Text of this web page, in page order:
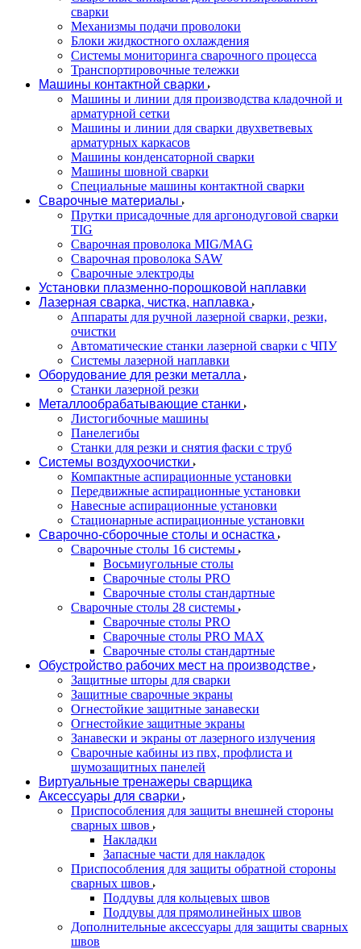
сварки
Механизмы подачи проволоки
Блоки жидкостного охлаждения
Системы мониторинга сварочного процесса
Транспортировочные тележки
Машины контактной сварки
Машины и линии для производства кладочной и
арматурной сетки
Машины и линии для сварки двухветвевых
арматурных каркасов
Машины конденсаторной сварки
Машины шовной сварки
Специальные машины контактной сварки
Сварочные материалы
Прутки присадочные для аргонодуговой сварки
TIG
Сварочная проволока MIG/MAG
Сварочная проволока SAW
Сварочные электроды
Установки плазменно-порошковой наплавки
Лазерная сварка, чистка, наплавка
Аппараты для ручной лазерной сварки, резки,
очистки
Автоматические станки лазерной сварки с ЧПУ
Системы лазерной наплавки
Оборудование для резки металла
Станки лазерной резки
Металлообрабатывающие станки
Листогибочные машины
Панелегибы
Станки для резки и снятия фаски с труб
Системы воздухоочистки
Компактные аспирационные установки
Передвижные аспирационные установки
Навесные аспирационные установки
Стационарные аспирационные установки
Сварочно-сборочные столы и оснастка
Сварочные столы 16 системы
Восьмиугольные столы
Сварочные столы PRO
Сварочные столы стандартные
Сварочные столы 28 системы
Сварочные столы PRO
Сварочные столы PRO MAX
Сварочные столы стандартные
Обустройство рабочих мест на производстве
Защитные шторы для сварки
Защитные сварочные экраны
Огнестойкие защитные занавески
Огнестойкие защитные экраны
Занавески и экраны от лазерного излучения
Сварочные кабины из пвх, профлиста и
шумозащитных панелей
Виртуальные тренажеры сварщика
Аксессуары для сварки
Приспособления для защиты внешней стороны
сварных швов
Накладки
Запасные части для накладок
Приспособления для защиты обратной стороны
сварных швов
Поддувы для кольцевых швов
Поддувы для прямолинейных швов
Дополнительные аксессуары для защиты сварных
швов